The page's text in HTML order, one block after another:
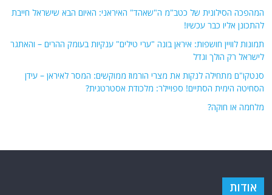
המהפכה הסילונית של כטב"מ ה"שאהד" האיראני: האיום הבא שישראל חייבת
להתכונן אליו כבר עכשיו!
תמונות לוויין חושפות: איראן בונה "ערי טילים" ענקיות בעומק ההרים – והאתגר
לישראל רק הולך וגדל
סנטקו"ם מתחילה לנקות את מצרי הורמוז ממוקשים: המסר לאיראן – עידן
הסחיטה הימית הסתיים! ספויילר: מלכודת אסטרטגית?
מלחמה או חוקה?
אודות